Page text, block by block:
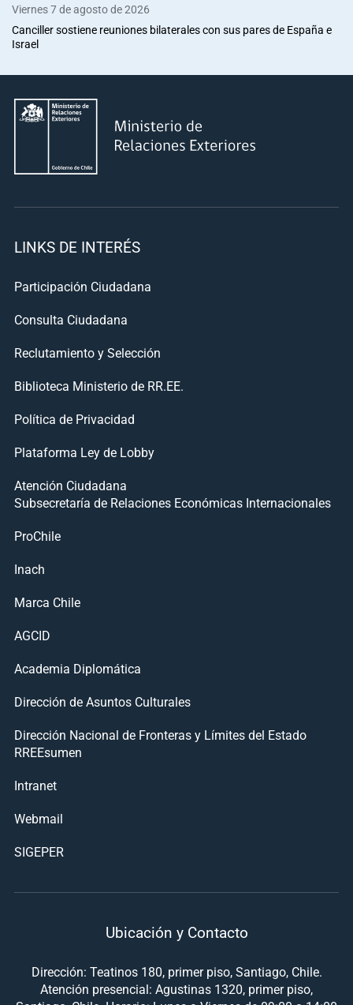
Viernes 7 de agosto de 2026
Canciller sostiene reuniones bilaterales con sus pares de España e
Israel
LINKS DE INTERÉS
Participación Ciudadana
Consulta Ciudadana
Reclutamiento y Selección
Biblioteca Ministerio de RR.EE.
Política de Privacidad
Plataforma Ley de Lobby
Atención Ciudadana
Subsecretaría de Relaciones Económicas Internacionales
ProChile
Inach
Marca Chile
AGCID
Academia Diplomática
Dirección de Asuntos Culturales
Dirección Nacional de Fronteras y Límites del Estado
RREEsumen
Intranet
Webmail
SIGEPER
Ubicación y Contacto
Dirección: Teatinos 180, primer piso, Santiago, Chile.
Atención presencial: Agustinas 1320, primer piso,